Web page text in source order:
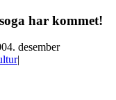
har kommet!
4. desember
|